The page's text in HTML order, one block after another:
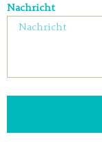
Nachricht